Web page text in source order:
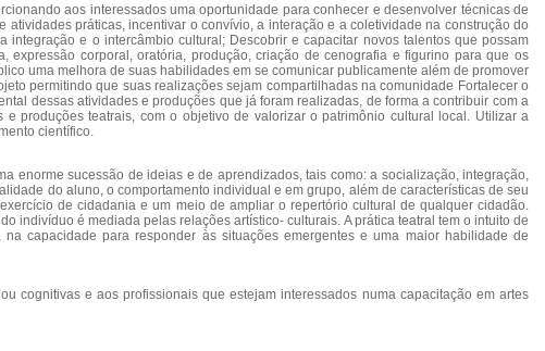
aos interessados uma oportunidade para conhecer e desenvolver técnicas de
práticas, incentivar o convívio, a interação e a coletividade na construção do
e o intercâmbio cultural; Descobrir e capacitar novos talentos que possam
corporal, oratória, produção, criação de cenografia e figurino para que os
uma melhora de suas habilidades em se comunicar publicamente além de promover
permitindo que suas realizações sejam compartilhadas na comunidade Fortalecer o
dessas atividades e produções que já foram realizadas, de forma a contribuir com a
produções teatrais, com o objetivo de valorizar o patrimônio cultural local. Utilizar a
científico.
enorme sucessão de ideias e de aprendizados, tais como: a socialização, integração,
do aluno, o comportamento individual e em grupo, além de características de seu
de cidadania e um meio de ampliar o repertório cultural de qualquer cidadão.
indivíduo é mediada pelas relações artístico- culturais. A prática teatral tem o intuito de
capacidade para responder às situações emergentes e uma maior habilidade de
cognitivas e aos profissionais que estejam interessados numa capacitação em artes